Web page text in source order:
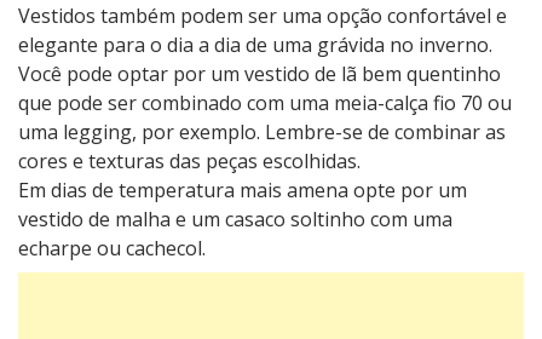
Vestidos também podem ser uma opção confortável e
elegante para o dia a dia de uma grávida no inverno.
Você pode optar por um vestido de lã bem quentinho
que pode ser combinado com uma meia-calça fio 70 ou
uma legging, por exemplo. Lembre-se de combinar as
cores e texturas das peças escolhidas.
Em dias de temperatura mais amena opte por um
vestido de malha e um casaco soltinho com uma
echarpe ou cachecol.